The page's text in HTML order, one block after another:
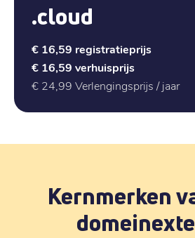
.cloud
€ 16,59 registratieprijs
€ 16,59 verhuisprijs
€ 24,99 Verlengingsprijs / jaar
Kernmerken